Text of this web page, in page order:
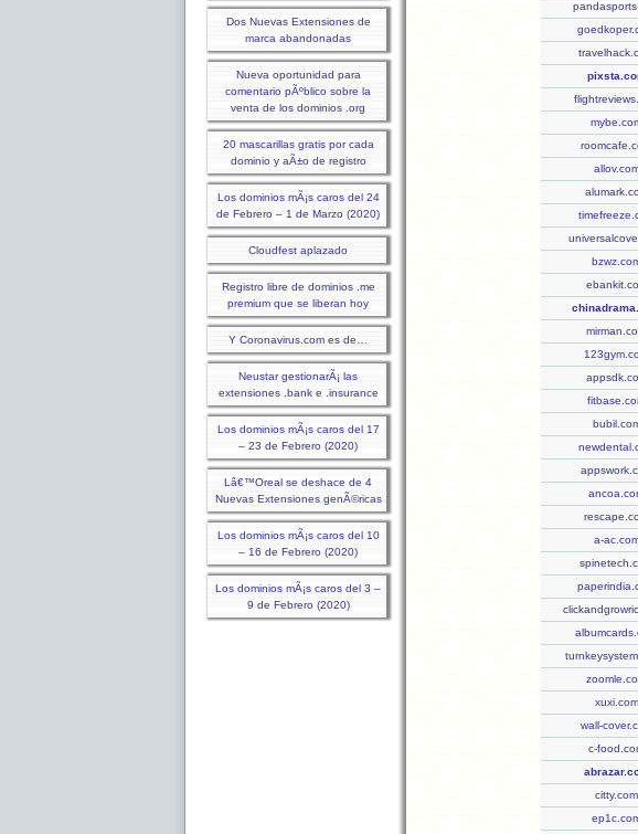
Dos Nuevas Extensiones de
marca abandonadas
Nueva oportunidad para
comentario pÃºblico sobre la
venta de los dominios .org
20 mascarillas gratis por cada
dominio y aÃ±o de registro
Los dominios mÃ¡s caros del 24
de Febrero – 1 de Marzo (2020)
Cloudfest aplazado
Registro libre de dominios .me
premium que se liberan hoy
Y Coronavirus.com es de…
Neustar gestionarÃ¡ las
extensiones .bank e .insurance
Los dominios mÃ¡s caros del 17
– 23 de Febrero (2020)
Lâ€™Oreal se deshace de 4
Nuevas Extensiones genÃ©ricas
Los dominios mÃ¡s caros del 10
– 16 de Febrero (2020)
Los dominios mÃ¡s caros del 3 –
9 de Febrero (2020)
a-
xuxi.com
wall-
c-
citty.com